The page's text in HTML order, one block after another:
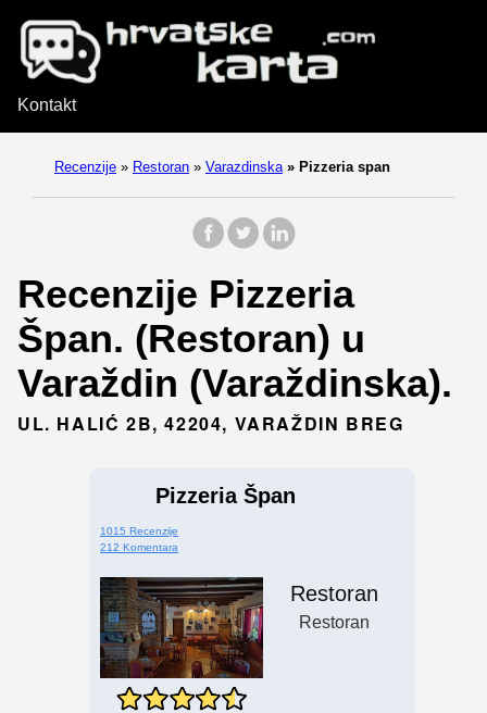
Kontakt
Recenzije » Restoran » Varazdinska » Pizzeria span
Recenzije Pizzeria
Špan. (Restoran) u
Varaždin (Varaždinska).
UL. HALIĆ 2B, 42204, VARAŽDIN BREG
Pizzeria Špan
1015 Recenzije
212 Komentara
Restoran
Restoran